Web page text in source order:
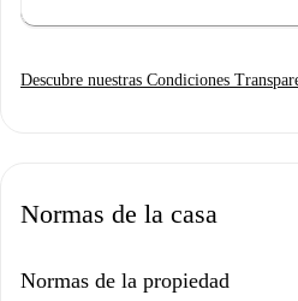
Descubre nuestras Condiciones
Normas de la casa
Normas de la propiedad